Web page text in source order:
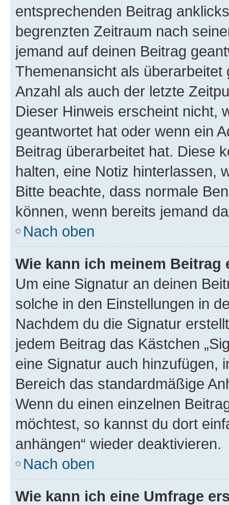
entsprechenden Beitrag
begrenzten Zeitraum nach
jemand auf deinen Beitrag
Themenansicht als
Anzahl als auch der letzte
Dieser Hinweis erscheint nicht,
geantwortet hat oder wenn ein
Beitrag überarbeitet hat. Diese
halten, eine Notiz hinterlassen,
Bitte beachte, dass normale
können, wenn bereits jemand
Nach oben
Wie kann ich meinem
Um eine Signatur an deinen
solche in den Einstellungen in
Nachdem du die Signatur
jedem Beitrag das Kästchen
eine Signatur auch hinzufügen,
Bereich das standardmäßige
Wenn du einen einzelnen
möchtest, so kannst du dort
anhängen“ wieder deaktivieren.
Nach oben
Wie kann ich eine Umfrage